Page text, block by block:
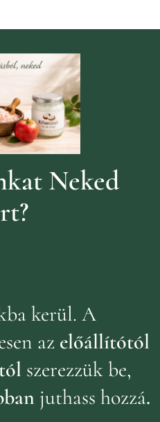
Neked
kerül. A
az előállítótól
szerezzük be,
juthass hozzá.